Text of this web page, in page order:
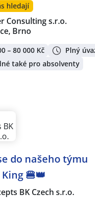
hledají
Consulting s.r.o.
Brno
– 80 000 Kč
Plný
také pro absolventy
do našeho týmu
🍔👑
BK Czech s.r.o.